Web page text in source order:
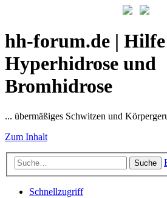
hh-forum.de |
Hyperhidrose und
Bromhidrose
... übermäßiges Schwitzen und
Zum Inhalt
Suche
Schnellzugriff